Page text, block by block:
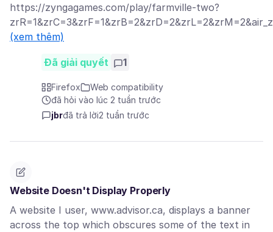
https://zyngagames.com/play/farmville-two?
(xem thêm)
Đã giải quyết 1
Firefox
Web compatibility
đã hỏi vào lúc 2 tuần trước
jbrđã trả lời2 tuần trước
Website Doesn't Display Properly
A website I user, www.advisor.ca, displays a banner
across the top which obscures some of the text in